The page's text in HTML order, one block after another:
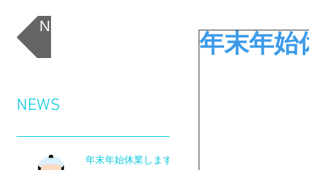
NEWS一覧に戻る
NEWS
年末年始休業します
年末年始